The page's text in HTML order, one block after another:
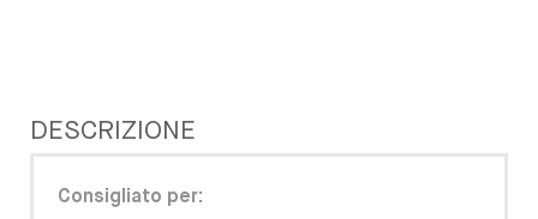
DESCRIZIONE
Consigliato per: